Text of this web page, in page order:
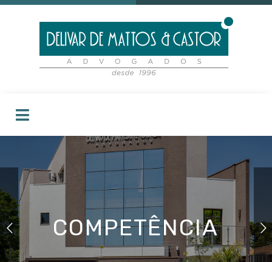
COMPETÊNCIA